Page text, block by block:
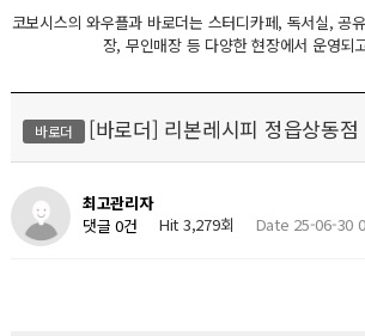
코보시스의 와우플과 바로더는 스터디카페, 독서실, 공
장, 무인매장 등 다양한 현장에서 운영되
바로더 [바로더] 리본레시피 정읍상동점
최고관리자
댓글 0건
Hit 3,279회 Date 25-06-30